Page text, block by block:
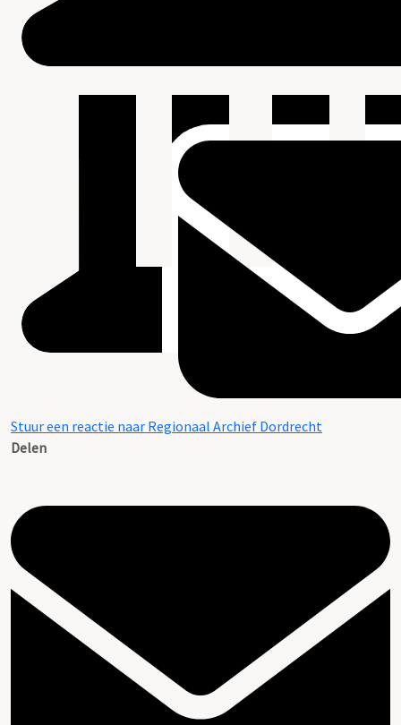
Stuur een reactie naar Regionaal Archief Dordrecht
Delen